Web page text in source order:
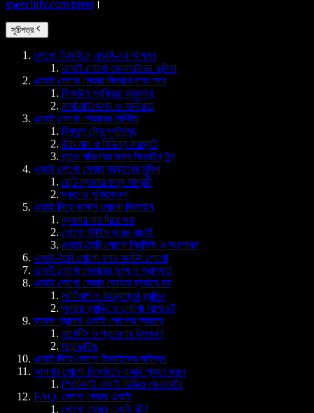
speechify.com/press ।
সূচিপত্র
লোগো ডিজাইনে এআই-এর আগমন
এআই লোগো জেনারেটরের ভূমিকা
এআই লোগো মেকার কিভাবে কাজ করে
ডিজাইন প্রক্রিয়া সহজতর
কাস্টমাইজেশন ও নমনীয়তা
এআই লোগো মেকারের বৈশিষ্ট্য
বিস্তৃত টেমপ্লেটসমূহ
উচ্চ মান ও বিভিন্ন ফরম্যাট
ব্র্যান্ড পরিচয়ের জন্য ডিজাইন টুল
এআই লোগো মেকার ব্যবহারের সুবিধা
ছোট ব্যবসার জন্য সাশ্রয়ী
দ্রুত ও সুবিধাজনক
এআই দিয়ে কাস্টম লোগো ডিজাইন
ব্যবসার নাম দিয়ে শুরু
লোগো স্টাইল ও রঙ বাছাই
এআই-তৈরি লোগো প্রিভিউ ও সংশোধন
এআই-তৈরি লোগো বনাম কাস্টম লোগো
এআই লোগো মেকারের মূল্য ও প্রাপ্যতা
এআই লোগো মেকার কোথায় ব্যবহার হয়
স্টার্টআপ ও উদ্যোক্তা ব্র্যান্ডিং
পুনরায় ব্র্যান্ডিং ও লোগো আপডেট
ব্যবসা প্রচারে এআই লোগোর ব্যবহার
মার্কেটিং ও প্রচারণার উপকরণ
মার্চেন্ডাইজ
এআই দিয়ে লোগো ডিজাইনের ভবিষ্যৎ
আপনার লোগো ডিজাইনে এআই গ্রহণ করুন
স্পিচিফাই এআই ভিডিও জেনারেটর
FAQ: লোগো মেকার এআই
লোগো মেকার এআই কী?